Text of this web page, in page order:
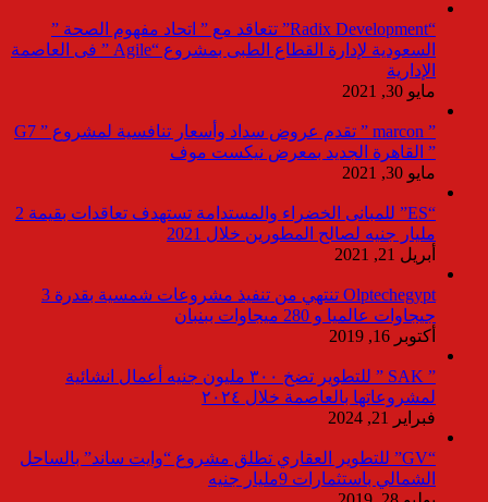
“Radix Development” تتعاقد مع ” اتحاد مفهوم الصحة ”
السعودية لإدارة القطاع الطبى بمشروع “Agile ” فى العاصمة
الإدارية
مايو 30, 2021
” marcon ” تقدم عروض سداد وأسعار تنافسية لمشروع ” G7
” القاهرة الجديد بمعرض نيكست موف
مايو 30, 2021
“ES” للمبانى الخضراء والمستدامة تستهدف تعاقدات بقيمة 2
مليار جنيه لصالح المطورين خلال 2021
أبريل 21, 2021
Olptechegypt تنتهي من تنفيذ مشروعات شمسية بقدرة 3
جيجاوات عالميا و 280 ميجاوات ببنبان
أكتوبر 16, 2019
” SAK ” للتطوير تضخ ٣٠٠ مليون جنيه أعمال انشائية
لمشروعاتها بالعاصمة خلال ٢٠٢٤
فبراير 21, 2024
“GV” للتطوير العقاري تطلق مشروع “وايت ساند” بالساحل
الشمالي باستثمارات 9مليار جنيه